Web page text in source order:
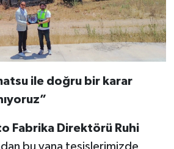
ile doğru bir karar
Fabrika Direktörü Ruhi
bu yana tesislerimizde